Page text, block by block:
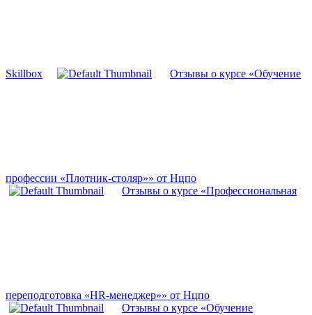
Skillbox Отзывы о курсе «Обучение
профессии «Плотник-столяр»» от Нцпо
Отзывы о курсе «Профессиональная
переподготовка «HR-менеджер»» от Нцпо
Отзывы о курсе «Обучение